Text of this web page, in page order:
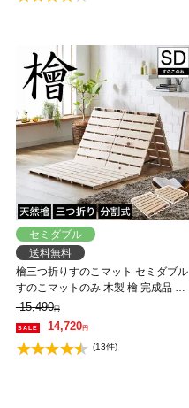
セミダブル
送料無料
檜三つ折りすのこマット セミダブル
すのこマットのみ 木製 檜 完成品 軽
量 二分割可能 布団が干せる コンパ
15,490円
14,720円
(13件)